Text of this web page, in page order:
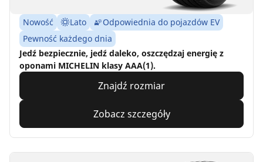
Nowość Lato
Odpowiednia do pojazdów EV
Pewność każdego dnia
Jedź bezpiecznie, jedź daleko, oszczędzaj energię z
oponami MICHELIN klasy AAA(1).
Znajdź rozmiar
Zobacz szczegóły